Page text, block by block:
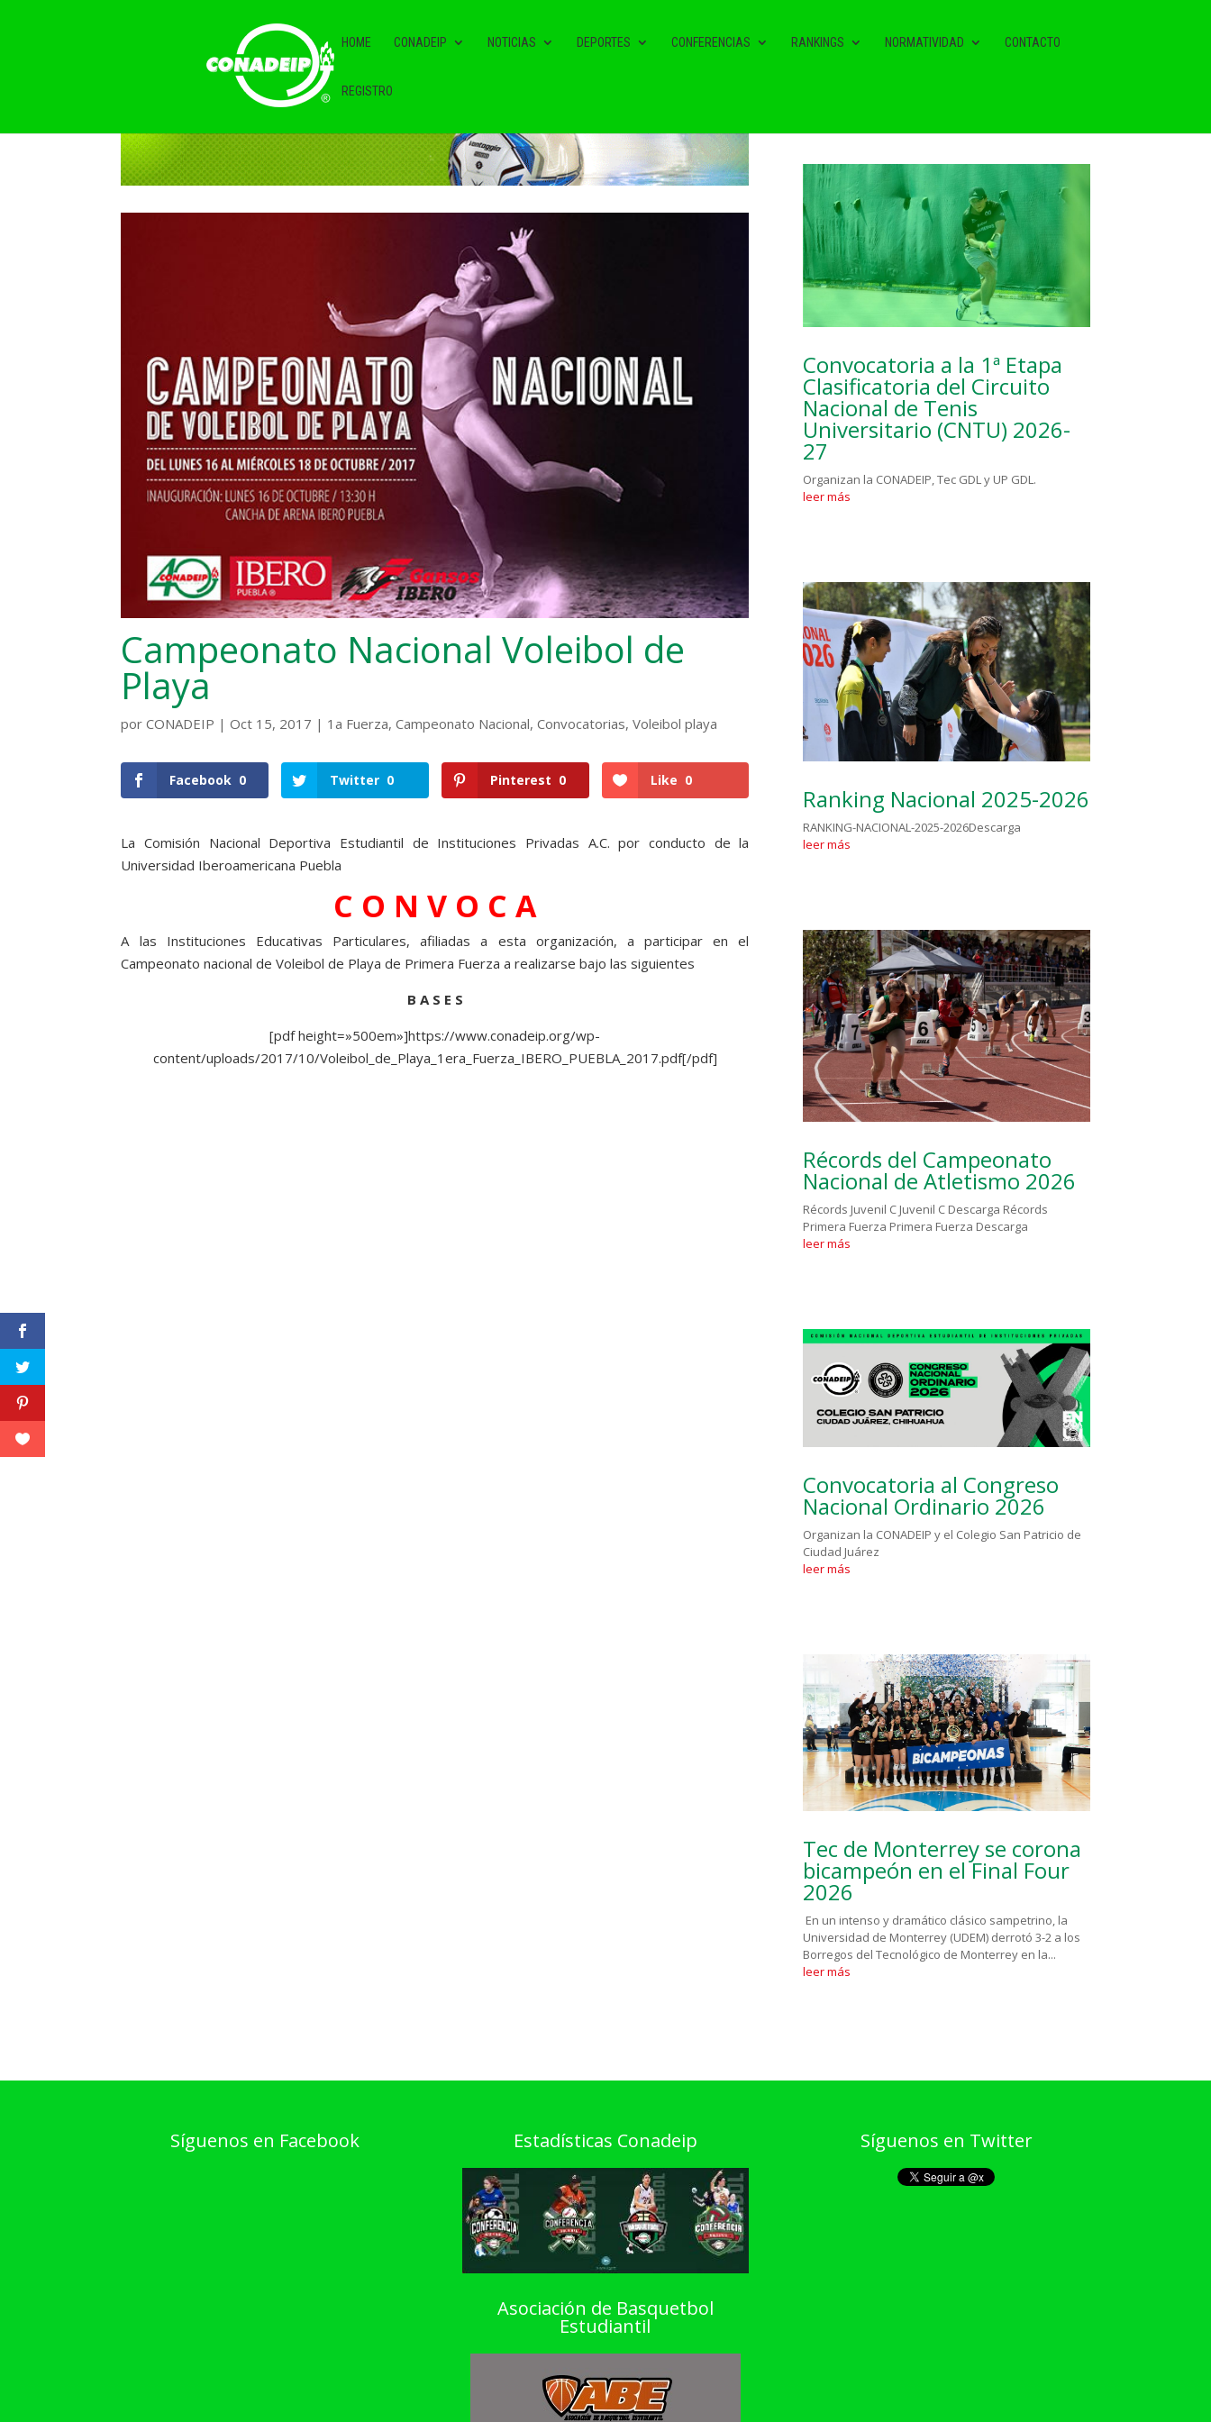
HOME CONADEIP NOTICIAS DEPORTES CONFERENCIAS RANKINGS NORMATIVIDAD CONTACTO
REGISTRO
Campeonato Nacional Voleibol de
Playa
porCONADEIP |Oct 15, 2017 | 1a Fuerza,Campeonato Nacional,Convocatorias,Voleibol playa
Facebook 0 Twitter 0 Pinterest 0 Like 0
La Comisión Nacional Deportiva Estudiantil de Instituciones Privadas A.C. por conducto de la
Universidad Iberoamericana Puebla
C O N V O C A
A las Instituciones Educativas Particulares, afiliadas a esta organización, a participar en el
Campeonato nacional de Voleibol de Playa de Primera Fuerza a realizarse bajo las siguientes
B A S E S
[pdf height=»500em»]https://www.conadeip.org/wp-
content/uploads/2017/10/Voleibol_de_Playa_1era_Fuerza_IBERO_PUEBLA_2017.pdf[/pdf]
Convocatoria a la 1ª Etapa
Clasificatoria del Circuito
Nacional de Tenis
Universitario (CNTU) 2026-
27
Organizan la CONADEIP, Tec GDL y UP GDL.
leer más
Ranking Nacional 2025-2026
RANKING-NACIONAL-2025-2026Descarga
leer más
Récords del Campeonato
Nacional de Atletismo 2026
Récords Juvenil C Juvenil C Descarga Récords
Primera Fuerza Primera Fuerza Descarga
leer más
Convocatoria al Congreso
Nacional Ordinario 2026
Organizan la CONADEIP y el Colegio San Patricio de
Ciudad Juárez
leer más
Tec de Monterrey se corona
bicampeón en el Final Four
2026
En un intenso y dramático clásico sampetrino, la
Universidad de Monterrey (UDEM) derrotó 3-2 a los
Borregos del Tecnológico de Monterrey en la...
leer más
Síguenos en Facebook Estadísticas Conadeip
Asociación de Basquetbol
Estudiantil
Síguenos en Twitter